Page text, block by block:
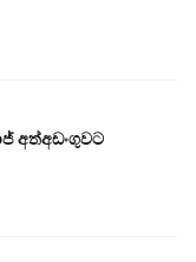
අත්අඩංගුවට